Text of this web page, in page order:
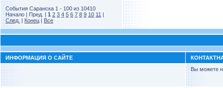
События Саранска 1 - 100 из 10410
Начало | Пред. | 1 2 3 4 5 6 7 8 9 10 11 |
След. | Конец | Все
ИНФОРМАЦИЯ О САЙТЕ
Вы можете